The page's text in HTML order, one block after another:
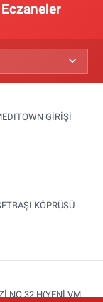
GİRİŞİ
KÖPRÜSÜ
NO:32 H(YENİ VM